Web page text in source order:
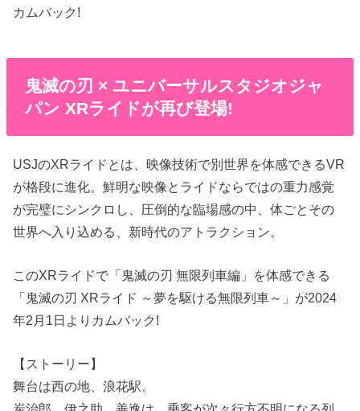
カムバック!
鬼滅の刃 × ユニバーサルスタジオジャ
パン XRライドが再び登場!
USJのXRライドとは、映像技術で別世界を体感できるVR
が格段に進化。鮮明な映像とライドならではの重力感覚
が完璧にシンクロし、圧倒的な臨場感の中、体ごとその
世界へ入り込める、新時代のアトラクション。
このXRライドで「鬼滅の刃 無限列車編」を体感できる
「鬼滅の刃 XRライド ～夢を駆ける無限列車～」が2024
年2月1日よりカムバック!
【ストーリー】
舞台は西の地、浪花駅。